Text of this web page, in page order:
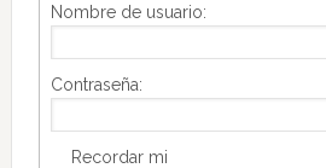
Nombre de usuario:
Contraseña:
Recordar mi